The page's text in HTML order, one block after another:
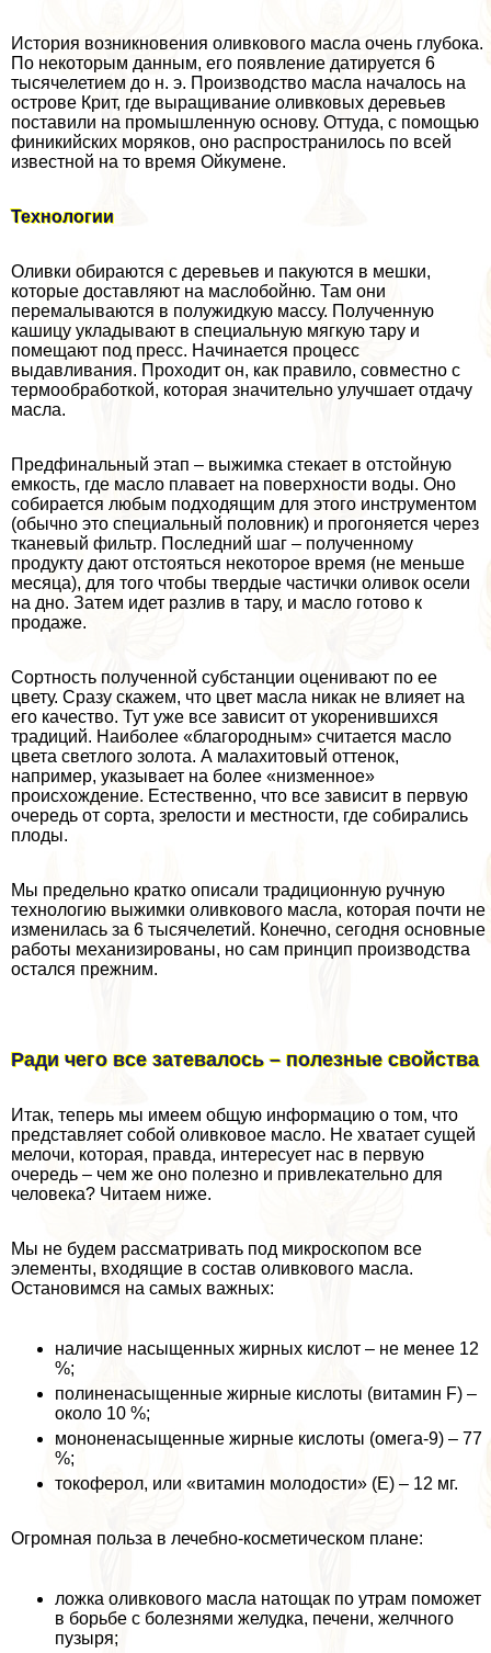
История возникновения оливкового масла очень глубока.
По некоторым данным, его появление датируется 6
тысячелетием до н. э. Производство масла началось на
острове Крит, где выращивание оливковых деревьев
поставили на промышленную основу. Оттуда, с помощью
финикийских моряков, оно распространилось по всей
известной на то время Ойкумене.
Технологии
Оливки обираются с деревьев и пакуются в мешки,
которые доставляют на маслобойню. Там они
перемалываются в полужидкую массу. Полученную
кашицу укладывают в специальную мягкую тару и
помещают под пресс. Начинается процесс
выдавливания. Проходит он, как правило, совместно с
термообработкой, которая значительно улучшает отдачу
масла.
Предфинальный этап – выжимка стекает в отстойную
емкость, где масло плавает на поверхности воды. Оно
собирается любым подходящим для этого инструментом
(обычно это специальный половник) и прогоняется через
тканевый фильтр. Последний шаг – полученному
продукту дают отстояться некоторое время (не меньше
месяца), для того чтобы твердые частички оливок осели
на дно. Затем идет разлив в тару, и масло готово к
продаже.
Сортность полученной субстанции оценивают по ее
цвету. Сразу скажем, что цвет масла никак не влияет на
его качество. Тут уже все зависит от укоренившихся
традиций. Наиболее «благородным» считается масло
цвета светлого золота. А малахитовый оттенок,
например, указывает на более «низменное»
происхождение. Естественно, что все зависит в первую
очередь от сорта, зрелости и местности, где собирались
плоды.
Мы предельно кратко описали традиционную ручную
технологию выжимки оливкового масла, которая почти не
изменилась за 6 тысячелетий. Конечно, сегодня основные
работы механизированы, но сам принцип производства
остался прежним.
Ради чего все затевалось – полезные свойства
Итак, теперь мы имеем общую информацию о том, что
представляет собой оливковое масло. Не хватает сущей
мелочи, которая, правда, интересует нас в первую
очередь – чем же оно полезно и привлекательно для
человека? Читаем ниже.
Мы не будем рассматривать под микроскопом все
элементы, входящие в состав оливкового масла.
Остановимся на самых важных:
наличие насыщенных жирных кислот – не менее 12
%;
полиненасыщенные жирные кислоты (витамин F) –
около 10 %;
мононенасыщенные жирные кислоты (омега-9) – 77
%;
токоферол, или «витамин молодости» (Е) – 12 мг.
Огромная польза в лечебно-косметическом плане:
ложка оливкового масла натощак по утрам поможет
в борьбе с болезнями желудка, печени, желчного
пузыря;